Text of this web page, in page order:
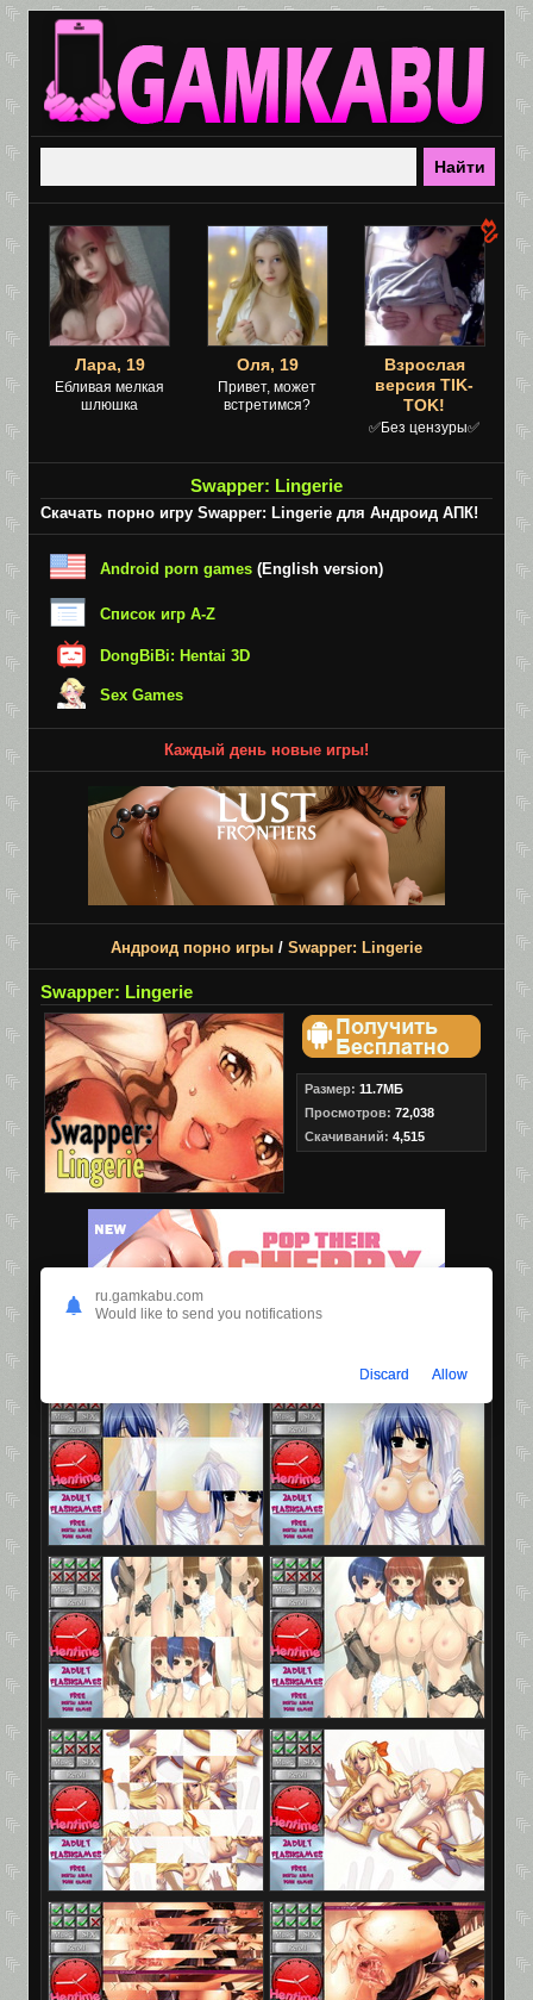
Лара, 19
Ебливая мелкая
шлюшка
Оля, 19
Привет, может
встретимся?
Взрослая
версия TIK-
TOK!
✅Без цензуры✅
Swapper: Lingerie
Скачать порно игру Swapper: Lingerie для Андроид АПК!
Android porn games (English version)
Список игр A-Z
DongBiBi: Hentai 3D
Sex Games
Каждый день новые игры!
Андроид порно игры / Swapper: Lingerie
Swapper: Lingerie
Размер: 11.7МБ
Просмотров: 72,038
Скачиваний: 4,515
ru.gamkabu.com
Would like to send you notifications
Discard Allow